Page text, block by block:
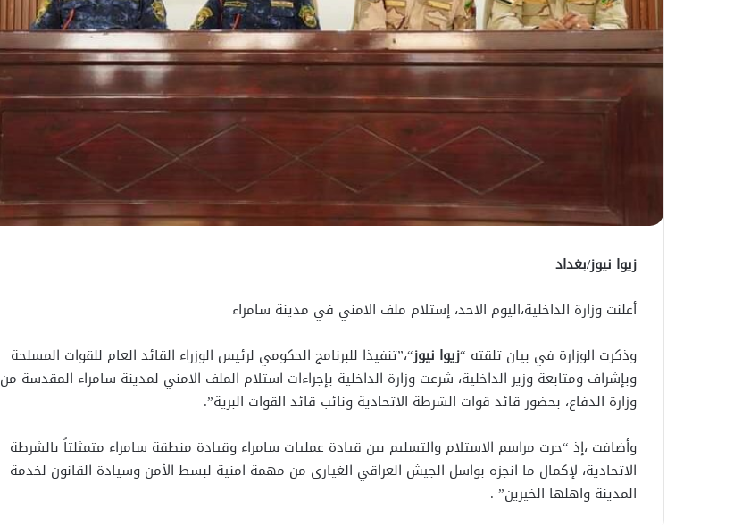
زيوا نيوز/بغداد
أعلنت وزارة الداخلية،اليوم الاحد، إستلام ملف الامني في مدينة سامراء
وذكرت الوزارة في بيان تلقته “زيوا نيوز“،”تنفيذا للبرنامج الحكومي لرئيس الوزراء القائد العام للقوات المسلحة
وبإشراف ومتابعة وزير الداخلية، شرعت وزارة الداخلية بإجراءات استلام الملف الامني لمدينة سامراء المقدسة من
وزارة الدفاع، بحضور قائد قوات الشرطة الاتحادية ونائب قائد القوات البرية”.
وأضافت ،إذ “جرت مراسم الاستلام والتسليم بين قيادة عمليات سامراء وقيادة منطقة سامراء متمثلتاً بالشرطة
الاتحادية، لإكمال ما انجزه بواسل الجيش العراقي الغيارى من مهمة امنية لبسط الأمن وسيادة القانون لخدمة
المدينة واهلها الخيرين” .